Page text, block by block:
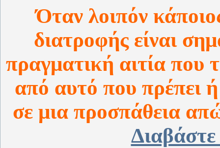
Όταν λοιπόν
διατροφής είναι
πραγματική αιτία που
από αυτό που πρέπει
σε μια προσπάθεια